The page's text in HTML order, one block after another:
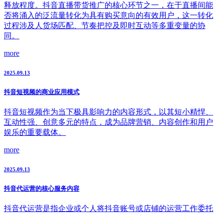
释放程度。抖音直播带货推广的核心环节之一，在于直播间能
否将涌入的泛流量转化为具有购买意向的有效用户，这一转化
过程涉及人货场匹配、节奏把控及即时互动等多重变量的协
同。
more
2025.09.13
抖音短视频的商业应用模式
抖音短视频作为当下极具影响力的内容形式，以其短小精悍、
互动性强、创意多元的特点，成为品牌营销、内容创作和用户
娱乐的重要载体。
more
2025.09.13
抖音代运营的核心服务内容
抖音代运营是指企业或个人将抖音账号或店铺的运营工作委托